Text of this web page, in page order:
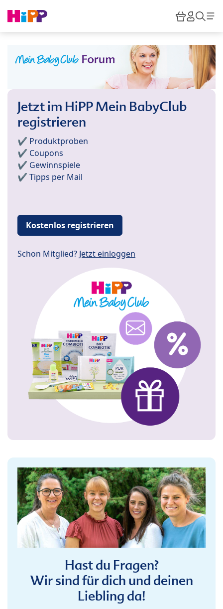
HiPP
Jetzt im HiPP Mein BabyClub
registrieren
✔️ Produktproben
✔️ Coupons
✔️ Gewinnspiele
✔️ Tipps per Mail
Kostenlos registrieren
Schon Mitglied? Jetzt einloggen
Hast du Fragen?
Wir sind für dich und deinen
Liebling da!